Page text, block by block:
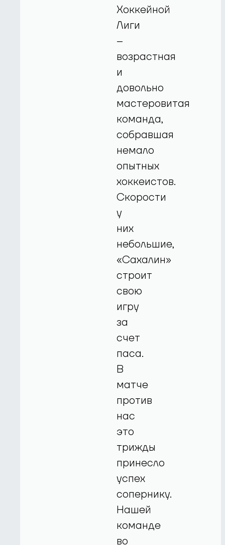
Хоккейной
Лиги
–
возрастная
и
довольно
мастеровитая
команда,
собравшая
немало
опытных
хоккеистов.
Скорости
у
них
небольшие,
«Сахалин»
строит
свою
игру
за
счет
паса.
В
матче
против
нас
это
трижды
принесло
успех
сопернику.
Нашей
команде
во